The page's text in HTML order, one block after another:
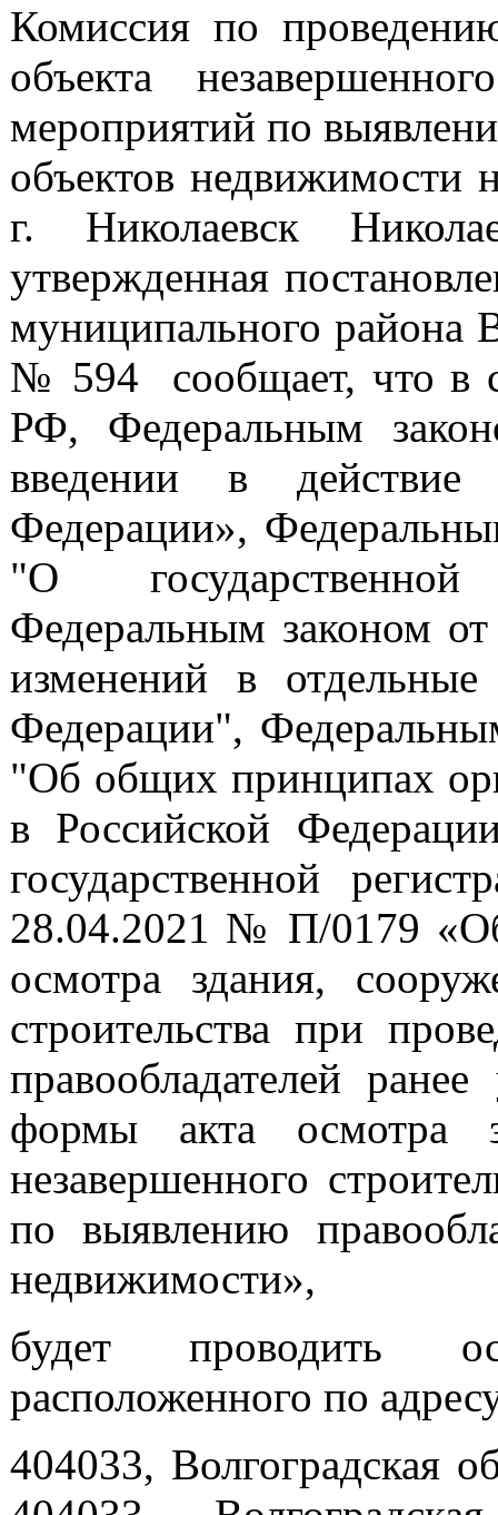
Комиссия по
объекта
мероприятий по
объектов недвижимости
г. Николаевск
утвержденная
муниципального района
№ 594 сообщает, что в
РФ, Федеральным
введении в действие
Федерации»,
"О
Федеральным законом
изменений в отдельные
Федерации",
"Об общих принципах
в Российской
государственной
28.04.2021 № П/0179 «Об
осмотра здания,
строительства при
правообладателей
формы акта осмотра
незавершенного
по выявлению
недвижимости»,
будет проводить
расположенного по
404033, Волгоградская